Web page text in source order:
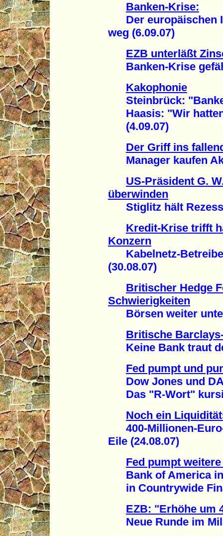
Banken-Krise:
Der europäischen
weg (6.09.07)
EZB unterläßt
Banken-Krise
Kakophonie
Steinbrück:
Haasis: "Wir
(4.09.07)
Der Griff ins
Manager kaufen
US-Präsident G.
überwinden
Stiglitz hält
Kredit-Krise trifft
Konzern
Kabelnetz-
(30.08.07)
Britischer Hedge
Schwierigkeiten
Börsen weiter
Britische
Keine Bank traut
Fed pumpt und
Dow Jones und
Das "R-Wort"
Noch ein
400-Millionen-
Eile (24.08.07)
Fed pumpt
Bank of America
in Countrywide
EZB: "Erhöhe um
Neue Runde im